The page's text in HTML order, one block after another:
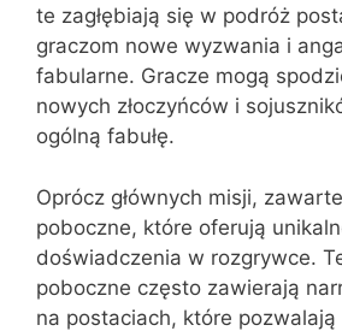
te zagłębiają się w podróż
graczom nowe wyzwania i
fabularne. Gracze mogą
nowych złoczyńców i
ogólną fabułę.
Oprócz głównych misji,
poboczne, które oferują
doświadczenia w rozgrywce.
poboczne często zawierają
na postaciach, które pozwalają